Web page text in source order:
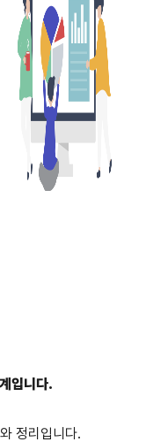
입니다.
정리입니다.